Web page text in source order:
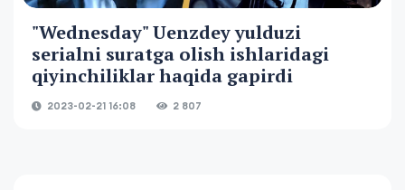
"Wednesday" Uenzdey yulduzi
serialni suratga olish ishlaridagi
qiyinchiliklar haqida gapirdi
2023-02-21 16:08 2 807